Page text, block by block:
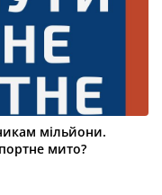
мільйони.
мито?